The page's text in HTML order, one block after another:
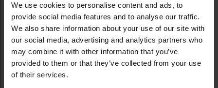
We use cookies to personalise content and ads, to
provide social media features and to analyse our traffic.
We also share information about your use of our site with
our social media, advertising and analytics partners who
may combine it with other information that you’ve
provided to them or that they’ve collected from your use
of their services.
Pojemność: 43 ml
Zawartość OC: 2%
Moc: 5 300 000 SHU
Rodzaj rozpylenia: strumień (żel)
Ilość półsekundowych rozpyleń: 12-15
Skuteczny zasięg: do 5 metrów
Wysokość pojemnika: 102 mm